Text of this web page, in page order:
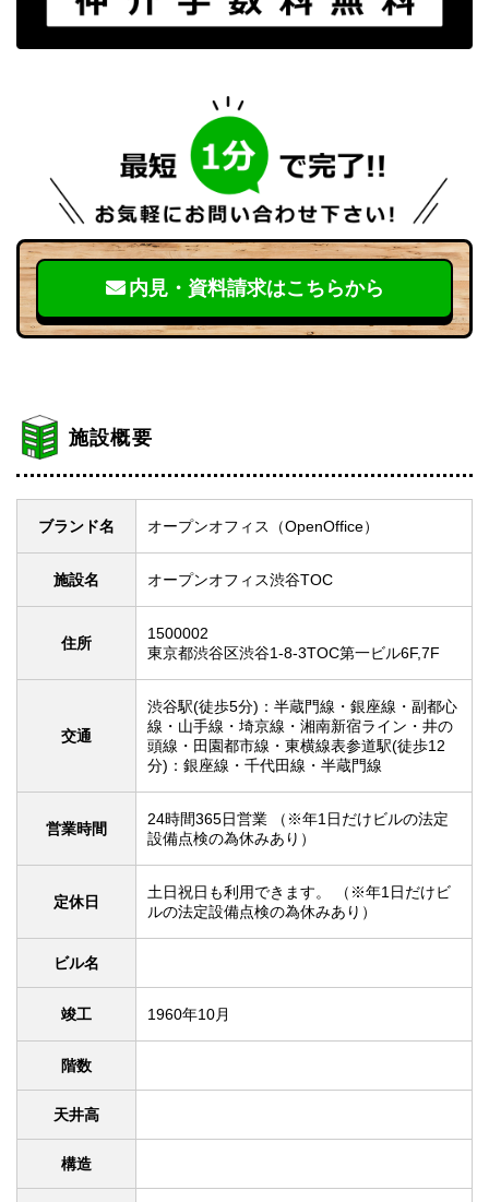
内見・資料請求はこちらから
施設概要
ブランド名 オープンオフィス（OpenOffice）
施設名 オープンオフィス渋谷TOC
住所
1500002
東京都渋谷区渋谷1-8-3TOC第一ビル6F,7F
交通
渋谷駅(徒歩5分)：半蔵門線・銀座線・副都心
線・山手線・埼京線・湘南新宿ライン・井の
頭線・田園都市線・東横線表参道駅(徒歩12
分)：銀座線・千代田線・半蔵門線
営業時間
24時間365日営業 （※年1日だけビルの法定
設備点検の為休みあり）
定休日
土日祝日も利用できます。 （※年1日だけビ
ルの法定設備点検の為休みあり）
ビル名
竣工 1960年10月
階数
天井高
構造